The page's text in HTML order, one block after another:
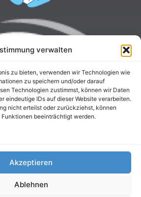
verwalten
zu bieten, verwenden wir Technologien wie
zu speichern und/oder darauf
Technologien zustimmst, können wir Daten
eindeutige IDs auf dieser Website verarbeiten.
nicht erteilst oder zurückziehst, können
beeinträchtigt werden.
Akzeptieren
Ablehnen